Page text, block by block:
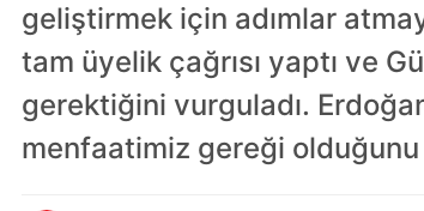
geliştirmek için adımlar
tam üyelik çağrısı yaptı ve
gerektiğini vurguladı.
menfaatimiz gereği